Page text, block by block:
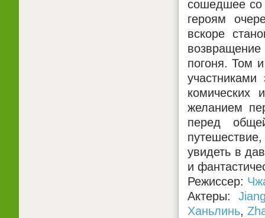
сошедшее со
героям
вскоре
погоня. Том
участниками
комических
желанием
перед
увидеть в
и
Режиссер:
Актеры:
Ханьлинь,